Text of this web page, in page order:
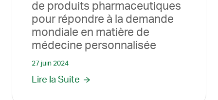
de produits pharmaceutiques
pour répondre à la demande
mondiale en matière de
médecine personnalisée
27 juin 2024
Lire la Suite